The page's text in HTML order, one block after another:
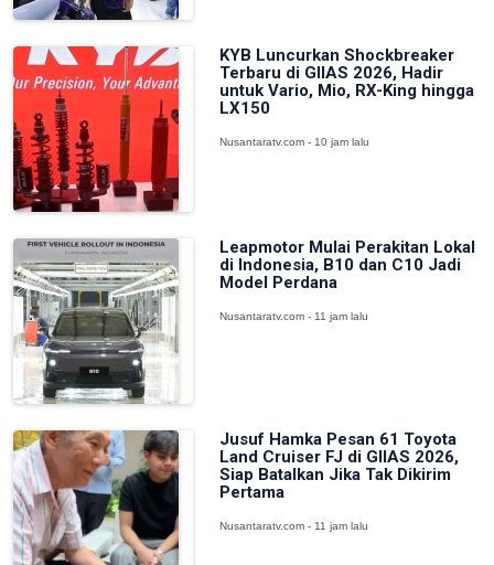
KYB Luncurkan Shockbreaker
Terbaru di GIIAS 2026, Hadir
untuk Vario, Mio, RX-King hingga
LX150
Nusantaratv.com - 10 jam lalu
Leapmotor Mulai Perakitan Lokal
di Indonesia, B10 dan C10 Jadi
Model Perdana
Nusantaratv.com - 11 jam lalu
Jusuf Hamka Pesan 61 Toyota
Land Cruiser FJ di GIIAS 2026,
Siap Batalkan Jika Tak Dikirim
Pertama
Nusantaratv.com - 11 jam lalu